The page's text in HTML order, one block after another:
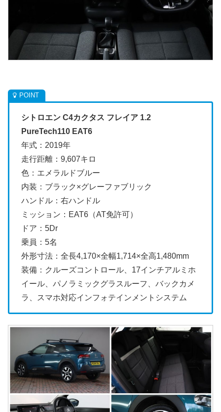
シトロエン C4カクタス フレイア 1.2
PureTech110 EAT6
年式：2019年
走行距離：9,607キロ
色：エメラルドブルー
内装：ブラック×グレーファブリック
ハンドル：右ハンドル
ミッション：EAT6（AT免許可）
ドア：5Dr
乗員：5名
外形寸法：全長4,170×全幅1,714×全高1,480mm
装備：クルーズコントロール、17インチアルミホ
イール、パノラミックグラスルーフ、バックカメ
ラ、スマホ対応インフォテインメントシステム